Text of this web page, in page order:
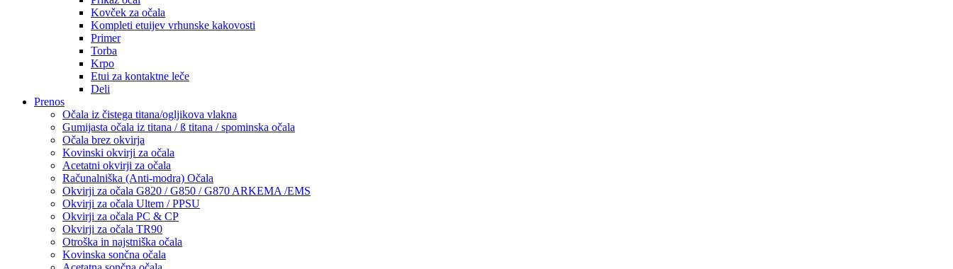
Kovček za očala
Kompleti etuijev vrhunske kakovosti
Primer
Torba
Krpo
Etui za kontaktne leče
Deli
Prenos
Očala iz čistega titana/ogljikova vlakna
Gumijasta očala iz titana / ß titana / spominska očala
Očala brez okvirja
Kovinski okvirji za očala
Acetatni okvirji za očala
Računalniška (Anti-modra) Očala
Okvirji za očala G820 / G850 / G870 ARKEMA /EMS
Okvirji za očala Ultem / PPSU
Okvirji za očala PC & CP
Okvirji za očala TR90
Otroška in najstniška očala
Kovinska sončna očala